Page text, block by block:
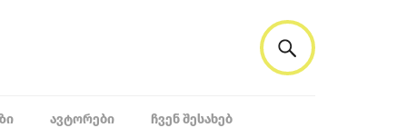
ᲐᲕᲢᲝᲠᲔᲑᲘ ᲩᲕᲔᲜ ᲨᲔᲡᲐᲮᲔᲑ